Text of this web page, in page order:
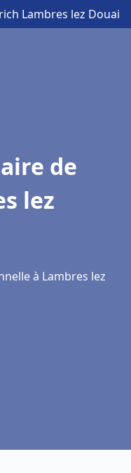
Lambres lez Douai
de
lez
à Lambres lez